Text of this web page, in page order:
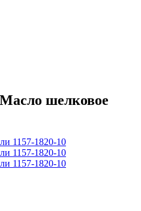
шелковое